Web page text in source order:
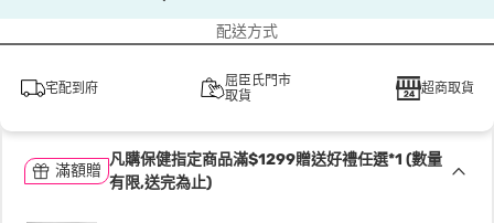
配送方式
宅配到府
屈臣氏門市
取貨
超商取貨
滿額贈
凡購保健指定商品滿$1299贈送好禮任選*1 (數量
有限,送完為止)